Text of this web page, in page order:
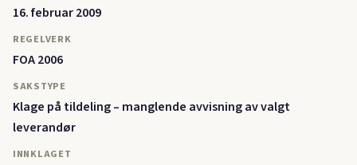
16. februar 2009
REGELVERK
FOA 2006
SAKSTYPE
Klage på tildeling – manglende avvisning av valgt
leverandør
INNKLAGET